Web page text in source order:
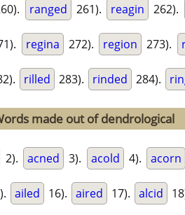
ranged 261). reagin 262).
regina 272). region 273).
rilled 283). rinded 284).
made out of dendrological
2). acned 3). acold 4). acorn
ailed 16). aired 17). alcid